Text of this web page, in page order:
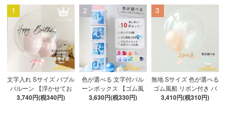
1
文字入れ Sサイズ バブル
バルーン 【浮かせてお
届け】 バルーン
3,740円(税340円)
2
色が選べる 文字付バル
ーンボックス 【ゴム風
船&文字パーツ付き】 DI
3,630円(税330円)
3
無地 Sサイズ 色が選べる
ゴム風船 リボン付き バ
ブルバルーン 【浮かせ
3,410円(税310円)